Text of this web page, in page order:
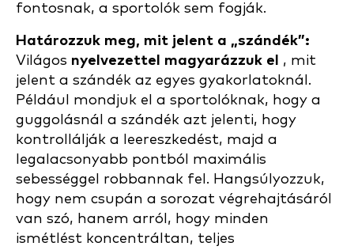
fontosnak, a sportolók sem fogják.
Határozzuk meg, mit jelent a „szándék”:
Világos nyelvezettel magyarázzuk el , mit
jelent a szándék az egyes gyakorlatoknál.
Például mondjuk el a sportolóknak, hogy a
guggolásnál a szándék azt jelenti, hogy
kontrollálják a leereszkedést, majd a
legalacsonyabb pontból maximális
sebességgel robbannak fel. Hangsúlyozzuk,
hogy nem csupán a sorozat végrehajtásáról
van szó, hanem arról, hogy minden
ismétlést koncentráltan, teljes